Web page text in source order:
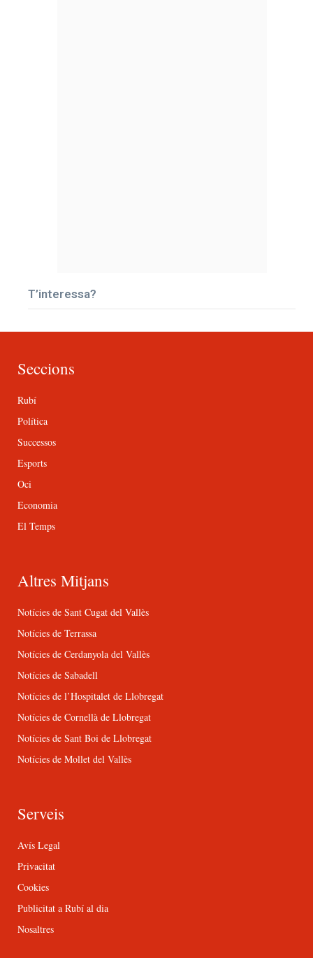
T’interessa?
Seccions
Rubí
Política
Successos
Esports
Oci
Economia
El Temps
Altres Mitjans
Notícies de Sant Cugat del Vallès
Notícies de Terrassa
Notícies de Cerdanyola del Vallès
Notícies de Sabadell
Notícies de l’Hospitalet de Llobregat
Notícies de Cornellà de Llobregat
Notícies de Sant Boi de Llobregat
Notícies de Mollet del Vallès
Serveis
Avís Legal
Privacitat
Cookies
Publicitat a Rubí al dia
Nosaltres